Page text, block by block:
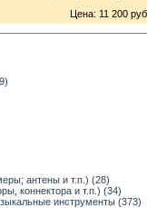
Цена: 11 200
антены и т.п.) (28)
коннектора и т.п.) (34)
инструменты (373)